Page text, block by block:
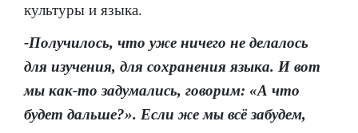
культуры и языка.
-Получилось, что уже ничего не делалось
для изучения, для сохранения языка. И вот
мы как-то задумались, говорим: «А что
будет дальше?». Если же мы всё забудем,